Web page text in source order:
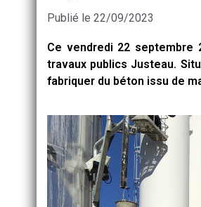
Publié le 22/09/2023
Ce vendredi 22 septembre
travaux publics Justeau.
fabriquer du béton issu de